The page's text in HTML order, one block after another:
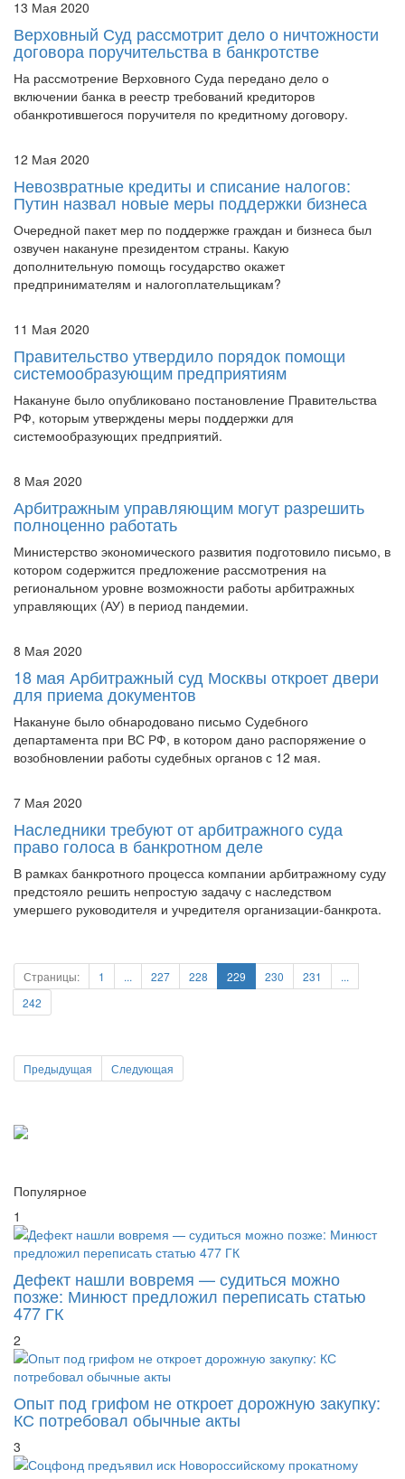
Верховный Суд рассмотрит дело о ничтожности
договора поручительства в банкротстве
На рассмотрение Верховного Суда передано дело о
включении банка в реестр требований кредиторов
обанкротившегося поручителя по кредитному договору.
Невозвратные кредиты и списание налогов:
Путин назвал новые меры поддержки бизнеса
Очередной пакет мер по поддержке граждан и бизнеса был
озвучен накануне президентом страны. Какую
дополнительную помощь государство окажет
предпринимателям и налогоплательщикам?
Правительство утвердило порядок помощи
системообразующим предприятиям
Накануне было опубликовано постановление Правительства
РФ, которым утверждены меры поддержки для
системообразующих предприятий.
Арбитражным управляющим могут разрешить
полноценно работать
Министерство экономического развития подготовило письмо, в
котором содержится предложение рассмотрения на
региональном уровне возможности работы арбитражных
управляющих (АУ) в период пандемии.
18 мая Арбитражный суд Москвы откроет двери
для приема документов
Накануне было обнародовано письмо Судебного
департамента при ВС РФ, в котором дано распоряжение о
возобновлении работы судебных органов с 12 мая.
Наследники требуют от арбитражного суда
право голоса в банкротном деле
В рамках банкротного процесса компании арбитражному суду
предстояло решить непростую задачу с наследством
умершего руководителя и учредителя организации-банкрота.
242
1
Дефект нашли вовремя — судиться можно
позже: Минюст предложил переписать статью
477 ГК
2
Опыт под грифом не откроет дорожную закупку:
КС потребовал обычные акты
3